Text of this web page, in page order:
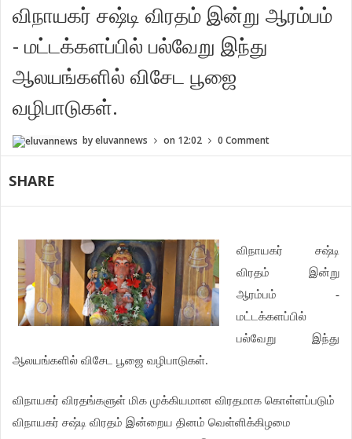
விநாயகர் சஷ்டி விரதம் இன்று ஆரம்பம்
- மட்டக்களப்பில் பல்வேறு இந்து
ஆலயங்களில் விசேட பூஜை
வழிபாடுகள்.
byeluvannews on 12:02 0 Comment
SHARE
விநாயகர் சஷ்டி
விரதம் இன்று
ஆரம்பம் -
மட்டக்களப்பில்
பல்வேறு இந்து
ஆலயங்களில் விசேட பூஜை வழிபாடுகள்.
விநாயகர் விரதங்களுள் மிக முக்கியமான விரதமாக கொள்ளப்படும்
விநாயகர் சஷ்டி விரதம் இன்றைய தினம் வெள்ளிக்கிழமை